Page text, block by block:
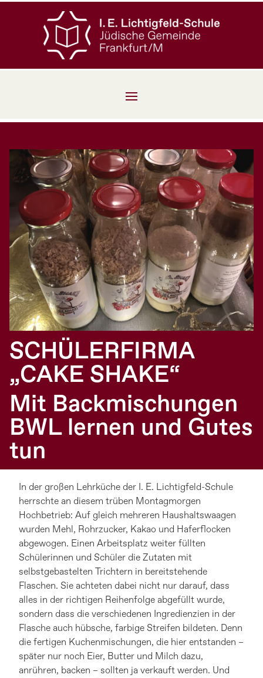
SCHÜLERFIRMA
„CAKE SHAKE“
Mit Backmischungen
BWL lernen und Gutes
tun
In der großen Lehrküche der I. E. Lichtigfeld-Schule
herrschte an diesem trüben Montagmorgen
Hochbetrieb: Auf gleich mehreren Haushaltswaagen
wurden Mehl, Rohrzucker, Kakao und Haferflocken
abgewogen. Einen Arbeitsplatz weiter füllten
Schülerinnen und Schüler die Zutaten mit
selbstgebastelten Trichtern in bereitstehende
Flaschen. Sie achteten dabei nicht nur darauf, dass
alles in der richtigen Reihenfolge abgefüllt wurde,
sondern dass die verschiedenen Ingredienzien in der
Flasche auch hübsche, farbige Streifen bildeten. Denn
die fertigen Kuchenmischungen, die hier entstanden –
später nur noch Eier, Butter und Milch dazu,
anrühren, backen – sollten ja verkauft werden. Und